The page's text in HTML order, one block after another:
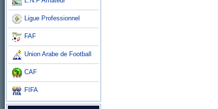
Ligue Professionnel
FAF
Union Arabe de Football
CAF
FIFA